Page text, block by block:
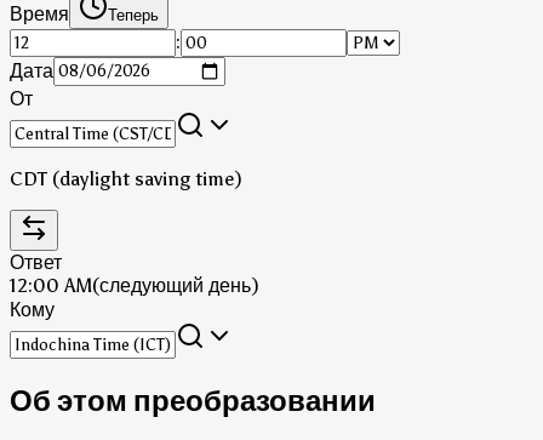
Время Теперь
:
Дата
От
CDT (daylight saving time)
Ответ
12:00 AM(следующий день)
Кому
Об этом преобразовании